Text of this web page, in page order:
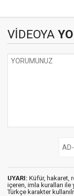
VİDEOYA
UYARI: Küfür, hakaret,
içeren, imla kuralları ile
Türkçe karakter